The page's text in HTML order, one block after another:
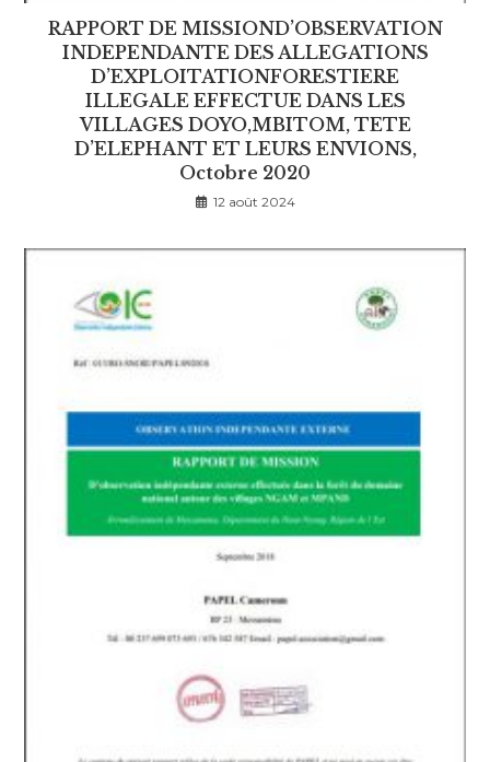
RAPPORT DE MISSIOND’OBSERVATION
INDEPENDANTE DES ALLEGATIONS
D’EXPLOITATIONFORESTIERE
ILLEGALE EFFECTUE DANS LES
VILLAGES DOYO,MBITOM, TETE
D’ELEPHANT ET LEURS ENVIONS,
Octobre 2020
12 août 2024